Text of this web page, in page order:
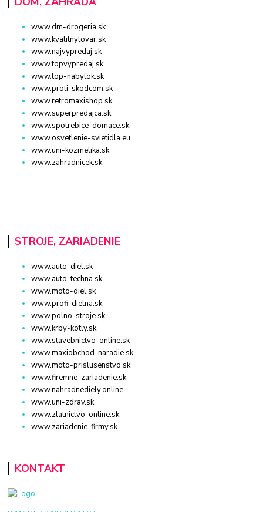
www.dm-drogeria.sk
www.kvalitnytovar.sk
www.najvypredaj.sk
www.topvypredaj.sk
www.top-nabytok.sk
www.proti-skodcom.sk
www.retromaxishop.sk
www.superpredajca.sk
www.spotrebice-domace.sk
www.osvetlenie-svietidla.eu
www.uni-kozmetika.sk
www.zahradnicek.sk
STROJE, ZARIADENIE
www.auto-diel.sk
www.auto-techna.sk
www.moto-diel.sk
www.profi-dielna.sk
www.polno-stroje.sk
www.krby-kotly.sk
www.stavebnictvo-online.sk
www.maxiobchod-naradie.sk
www.moto-prislusenstvo.sk
www.firemne-zariadenie.sk
www.nahradnediely.online
www.uni-zdrav.sk
www.zlatnictvo-online.sk
www.zariadenie-firmy.sk
KONTAKT